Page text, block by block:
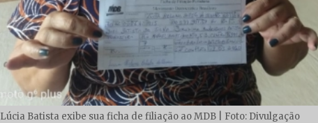
Lúcia Batista exibe sua ficha de filiação ao MDB | Foto: Divulgação